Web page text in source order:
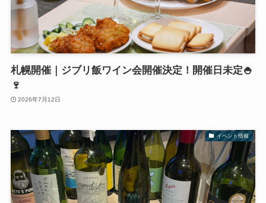
札幌開催｜ジブリ飯ワイン会開催決定！開催日未定🍚
🍷
2026年7月12日
イベント情報